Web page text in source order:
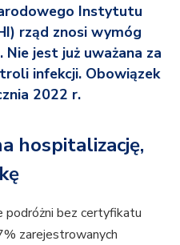
Instytutu
rząd znosi wymóg
jest już uważana za
infekcji. Obowiązek
2022 r.
hospitalizację,
podróżni bez certyfikatu
zarejestrowanych